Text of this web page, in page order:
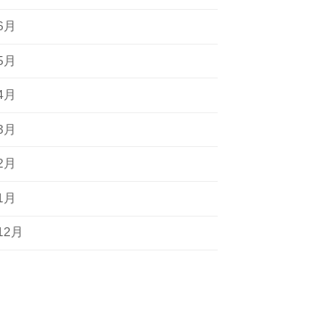
月